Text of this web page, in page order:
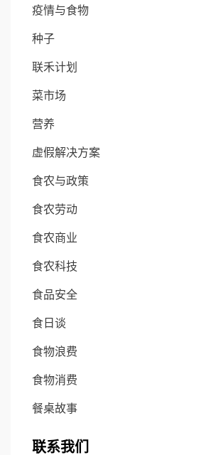
疫情与食物
种子
联禾计划
菜市场
营养
虚假解决方案
食农与政策
食农劳动
食农商业
食农科技
食品安全
食日谈
食物浪费
食物消费
餐桌故事
联系我们